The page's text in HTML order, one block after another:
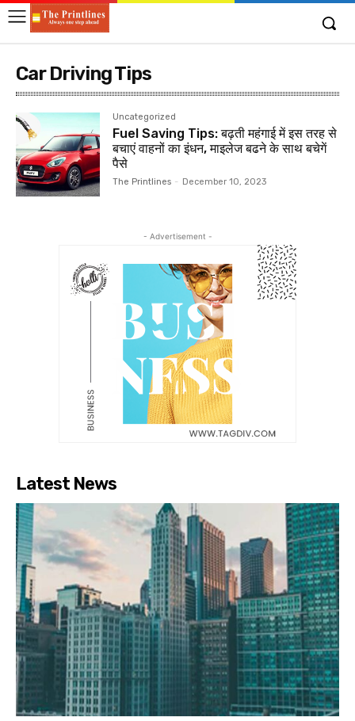
Car Driving Tips
Uncategorized
Fuel Saving Tips: बढ़ती महंगाई में इस तरह से
बचाएं वाहनों का इंधन, माइलेज बढने के साथ बचेगें
पैसे
The Printlines - December 10, 2023
- Advertisement -
Latest News